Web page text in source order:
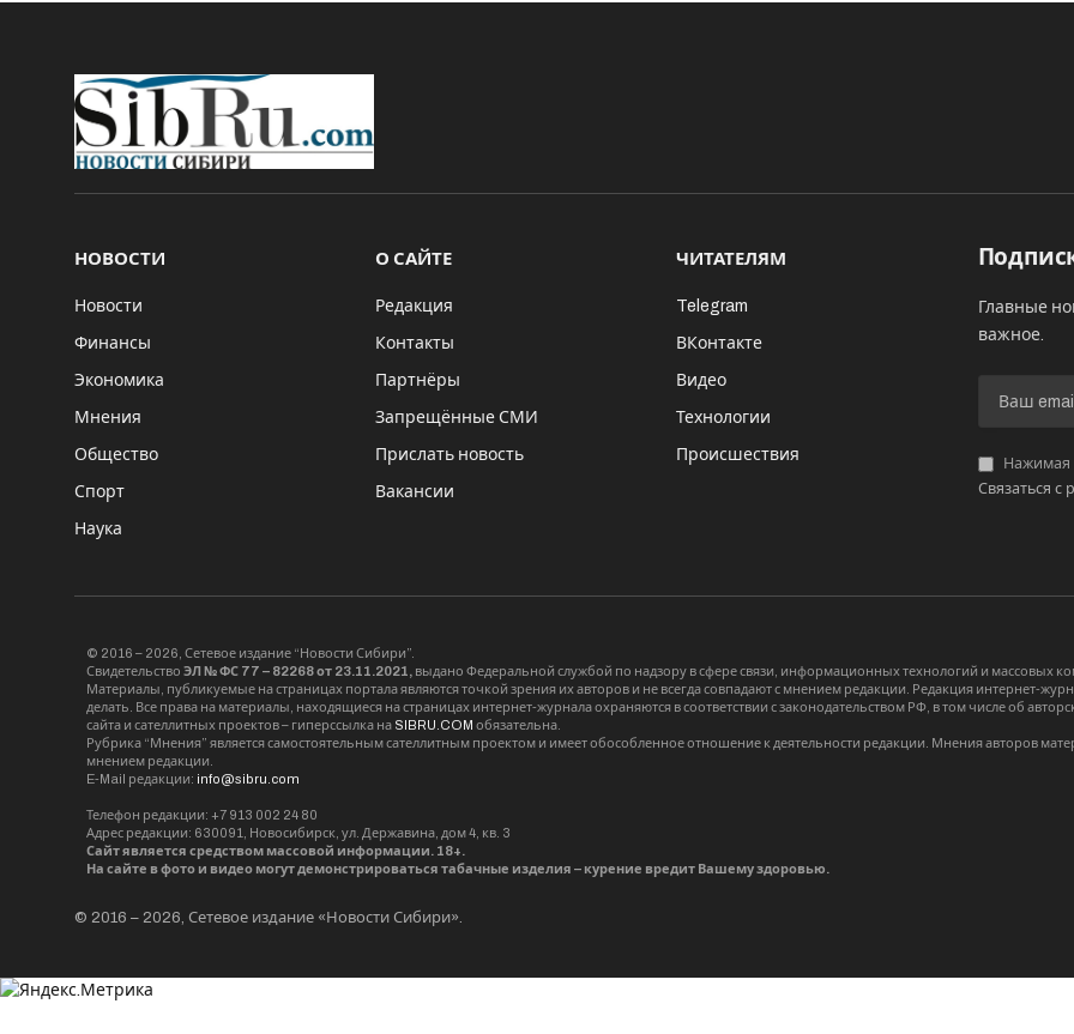
НОВОСТИ
Новости
Финансы
Экономика
Мнения
Общество
Спорт
Наука
О САЙТЕ
Редакция
Контакты
Партнёры
Запрещённые СМИ
Прислать новость
Вакансии
ЧИТАТЕЛЯМ
Telegram
ВКонтакте
Видео
Технологии
Происшествия
Главные
важное.
Нажимая
Связаться с
© 2016 – 2026, Сетевое издание “Новости Сибири”.
Свидетельство ЭЛ № ФС 77 – 82268 от 23.11.2021, выдано Федеральной службой по надзору в сфере связи, информационных технологий и массовых
Материалы, публикуемые на страницах портала являются точкой зрения их авторов и не всегда совпадают с мнением редакции. Редакция интернет-
делать. Все права на материалы, находящиеся на страницах интернет-журнала охраняются в соответствии с законодательством РФ, в том числе об
сайта и сателлитных проектов – гиперссылка на SIBRU.COM обязательна.
Рубрика “Мнения” является самостоятельным сателлитным проектом и имеет обособленное отношение к деятельности редакции. Мнения авторов
мнением редакции.
E-Mail редакции: info@sibru.com
Телефон редакции: +7 913 002 24 80
Адрес редакции: 630091, Новосибирск, ул. Державина, дом 4, кв. 3
Сайт является средством массовой информации. 18+.
На сайте в фото и видео могут демонстрироваться табачные изделия – курение вредит Вашему здоровью.
© 2016 – 2026, Сетевое издание «Новости Сибири».